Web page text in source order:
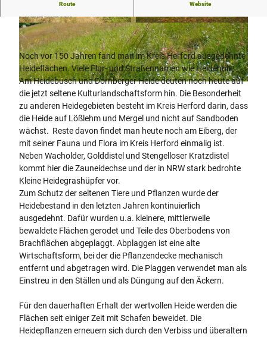
© Biologische Station Ravensberg im Kreis Herford e.V. |
© Biologische Station Ravensberg im Kreis Her
ford e.V. |CC-BY-SA
© Biologische Station Ravensberg im Kreis Her
ford e.V. |CC-BY-SA
Route Website
Noch vor 150 Jahren fand man im Kreis Herford ausgedehnte
Heideflächen. Viele Flur- und Straßennamen wie Heideholz,
Am Heidebusch und Dornberger Heide deuten noch heute auf
die jetzt seltene Kulturlandschaftsform hin. Die Besonderheit
zu anderen Heidegebieten besteht im Kreis Herford darin, dass
die Heide auf Lößlehm und Mergel und nicht auf Sandboden
wächst. Reste davon findet man heute noch am Eiberg, der
mit seiner Fauna und Flora im Kreis Herford einmalig ist.
Neben Wacholder, Golddistel und Stengelloser Kratzdistel
kommt hier die Zauneidechse und der in NRW stark bedrohte
Kleine Heidegrashüpfer vor.
Zum Schutz der seltenen Tiere und Pflanzen wurde der
Heidebestand in den letzten Jahren kontinuierlich
ausgedehnt. Dafür wurden u.a. kleinere, mittlerweile
bewaldete Flächen gerodet und Teile des Oberbodens von
Brachflächen abgeplaggt. Abplaggen ist eine alte
Wirtschaftsform, bei der die Pflanzendecke mechanisch
entfernt und abgetragen wird. Die Plaggen verwendet man als
Einstreu in den Ställen und als Düngung auf den Äckern.
Für den dauerhaften Erhalt der wertvollen Heide werden die
Flächen seit einiger Zeit mit Schafen beweidet. Die
Heidepflanzen erneuern sich durch den Verbiss und überaltern